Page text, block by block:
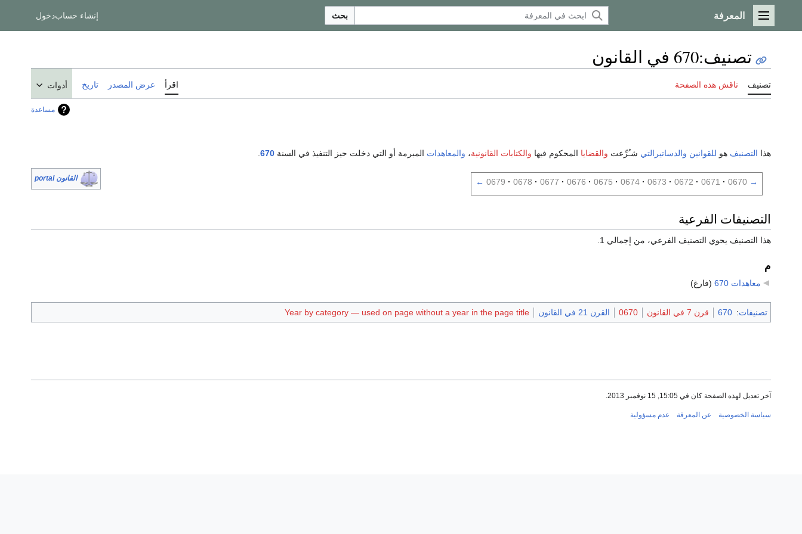
القائمة الرئيسية
المعرفة بحث إنشاء حسابدخول
تصنيف:670 في القانون
تصنيف ناقش هذه الصفحة اقرأ عرض المصدر تاريخ أدوات
مساعدة
هذا التصنيف هو للقوانين والدساتيرالتي شـُرِّعت والقضايا المحكوم فيها والكتابات القانونية، والمعاهدات المبرمة أو التي دخلت حيز التنفيذ في السنة 670
القانون portal →
0670
0671
0672
0673
0674
0675
0676
0677
0678
0679
←
التصنيفات الفرعية
هذا التصنيف يحوي التصنيف الفرعي، من إجمالي 1.
م
معاهدات 670 (فارغ)
تصنيفات:
670 قرن 7 في القانون 0670 القرن 21 في القانون Year by category — used on page without a year in the page title
آخر تعديل لهذه الصفحة كان في 15:05, 15 نوفمبر 2013.
سياسة الخصوصية عن المعرفة عدم مسؤولية